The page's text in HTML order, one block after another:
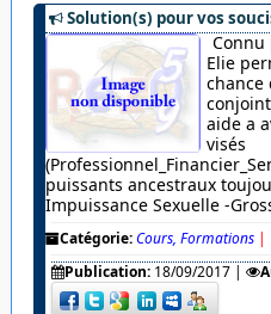
Solution(s) pour vos
Connu
Elie
chance
aide a
visés
puissants ancestraux
Impuissance Sexuelle -
Catégorie:Cours, Formations |
Publication: 18/09/2017|